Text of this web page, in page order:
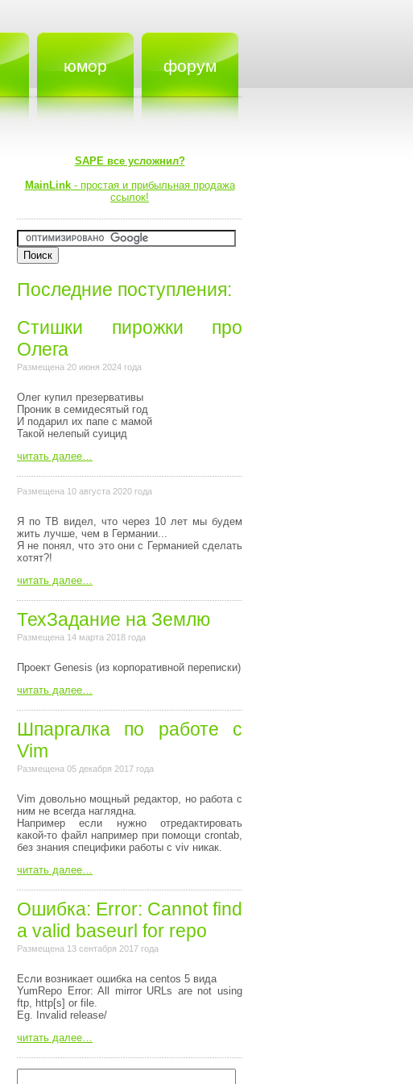
юмор форум
SAPE все усложнил?
MainLink- простая и прибыльная продажа
ссылок!
Последние поступления:
Стишки пирожки про
Олега⁠⁠
Размещена 20 июня 2024 года
Олег купил презервативы
Проник в семидесятый год
И подарил их папе с мамой
Такой нелепый суицид
читать далее…
Размещена 10 августа 2020 года
Я по ТВ видел, что через 10 лет мы будем
жить лучше, чем в Германии...
Я не понял, что это они с Германией сделать
хотят?!
читать далее…
ТехЗадание на Землю
Размещена 14 марта 2018 года
Пpоект Genesis (из коpпоpативной пеpеписки)
читать далее…
Шпаргалка по работе с
Vim
Размещена 05 декабря 2017 года
Vim довольно мощный редактор, но работа с
ним не всегда наглядна.
Например если нужно отредактировать
какой-то файл например при помощи crontab,
без знания специфики работы с viv никак.
читать далее…
Ошибка: Error: Cannot find
a valid baseurl for repo
Размещена 13 сентабря 2017 года
Если возникает ошибка на centos 5 вида
YumRepo Error: All mirror URLs are not using
ftp, http[s] or file.
Eg. Invalid release/
читать далее…